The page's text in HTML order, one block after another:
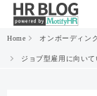
Home オンボーディン
ジョブ型雇用に向い